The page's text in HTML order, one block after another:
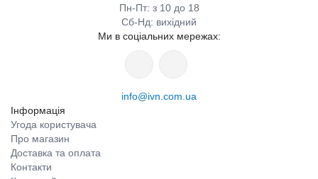
Пн-Пт: з 10 до 18
Сб-Нд: вихідний
Ми в соціальних мережах:
info@ivn.com.ua
Інформація
Угода користувача
Про магазин
Доставка та оплата
Контакти